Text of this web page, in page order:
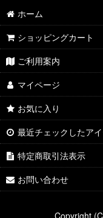
ホーム
ショッピングカート
ご利用案内
マイページ
お気に入り
最近チェックしたア
特定商取引法表示
お問い合わせ